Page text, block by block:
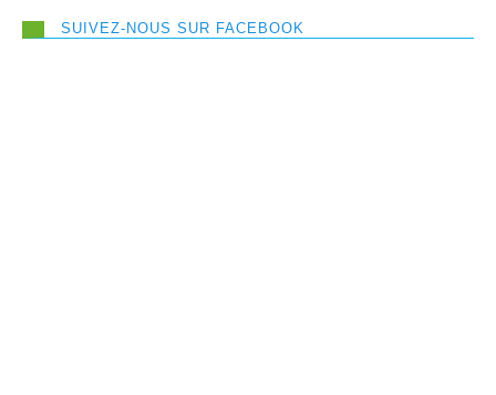
SUIVEZ-NOUS SUR FACEBOOK